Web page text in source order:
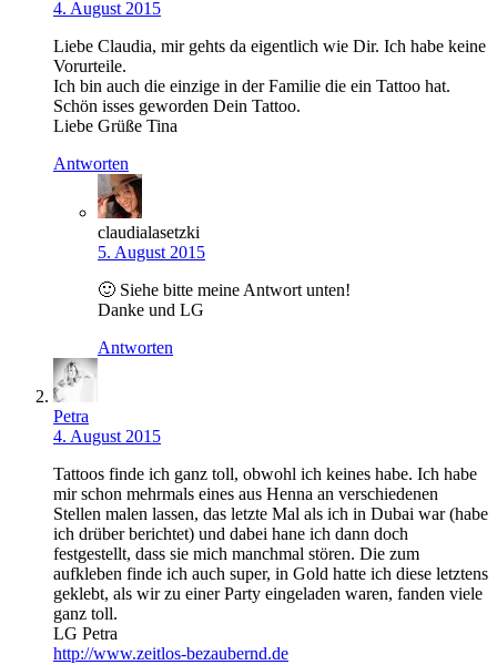
4. August 2015
Liebe Claudia, mir gehts da eigentlich wie Dir. Ich habe keine
Vorurteile.
Ich bin auch die einzige in der Familie die ein Tattoo hat.
Schön isses geworden Dein Tattoo.
Liebe Grüße Tina
Antworten
claudialasetzki
5. August 2015
🙂 Siehe bitte meine Antwort unten!
Danke und LG
Antworten
Petra
4. August 2015
Tattoos finde ich ganz toll, obwohl ich keines habe. Ich habe
mir schon mehrmals eines aus Henna an verschiedenen
Stellen malen lassen, das letzte Mal als ich in Dubai war (habe
ich drüber berichtet) und dabei hane ich dann doch
festgestellt, dass sie mich manchmal stören. Die zum
aufkleben finde ich auch super, in Gold hatte ich diese letztens
geklebt, als wir zu einer Party eingeladen waren, fanden viele
ganz toll.
LG Petra
http://www.zeitlos-bezaubernd.de